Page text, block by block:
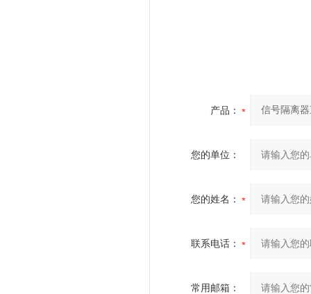
产品：
您的单位：
您的姓名：
联系电话：
常用邮箱：